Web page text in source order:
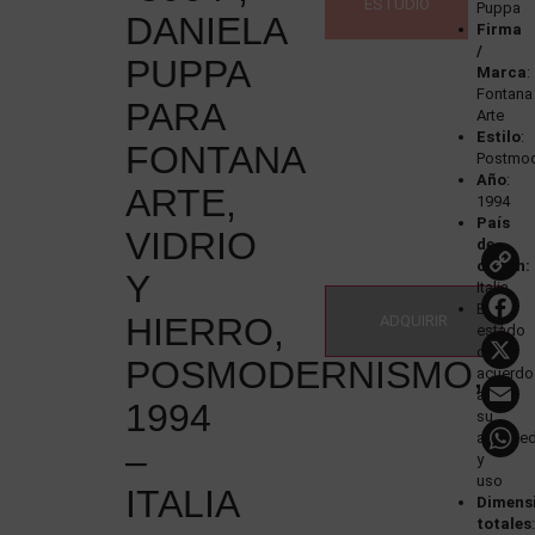
DANIELA
PUPPA
PARA
FONTANA
ARTE,
VIDRIO
Y
HIERRO,
POSMODERNISMO,
1994
–
ITALIA
ESTUDIO
Puppa
Firma
/
Marca:
Fontana
Arte
Estilo:
Año:
1994
País
de
origen:
Italia
Buen
estado
de
acuerdo
a
su
y
uso
totales